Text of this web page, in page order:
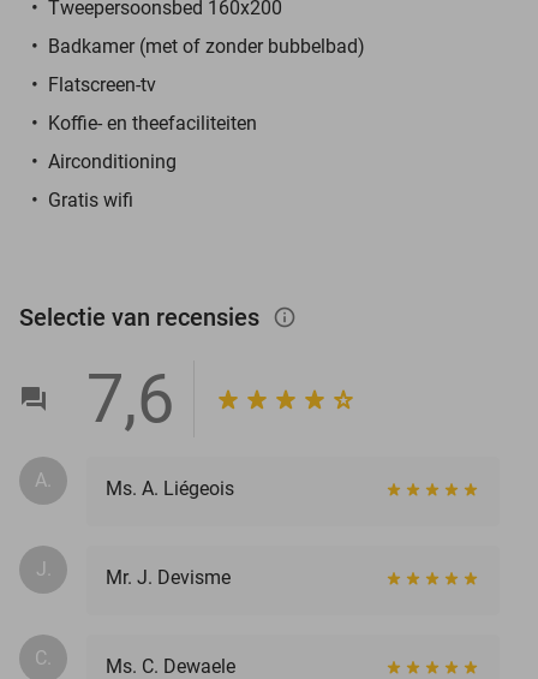
Tweepersoonsbed 160x200
Badkamer (met of zonder bubbelbad)
Flatscreen-tv
Koffie- en theefaciliteiten
Airconditioning
Gratis wifi
Selectie van recensies info_outlined
7,6
A. Ms. A. Liégeois
J. Mr. J. Devisme
C.
Ms. C. Dewaele